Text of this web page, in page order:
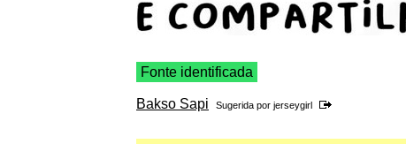
Fonte identificada
Bakso Sapi Sugerida por jerseygirl